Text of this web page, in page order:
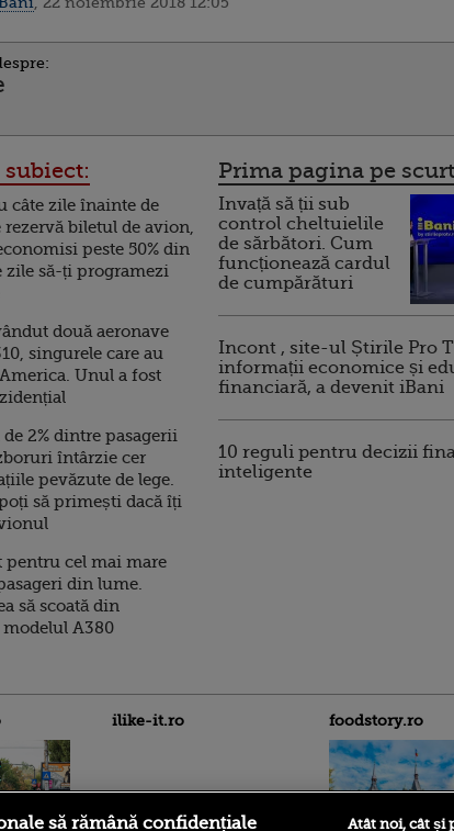
subiect:
câte zile înainte de
rezervă biletul de avion,
peste 50% din
zile să-ți programezi
două aeronave
singurele care au
Unul a fost
2% dintre pasagerii
întârzie cer
pevăzute de lege.
să primești dacă îți
pentru cel mai mare
din lume.
să scoată din
A380
Prima pagina pe
Invață să ții sub
control cheltuielile
de sărbători. Cum
funcționează cardul
de cumpărături
Incont , site-ul Știrile Pro
informații economice și
financiară, a devenit iBani
10 reguli pentru decizii
inteligente
ilike-it.ro foodstory.ro
să rămână confidențiale Atât noi, cât și